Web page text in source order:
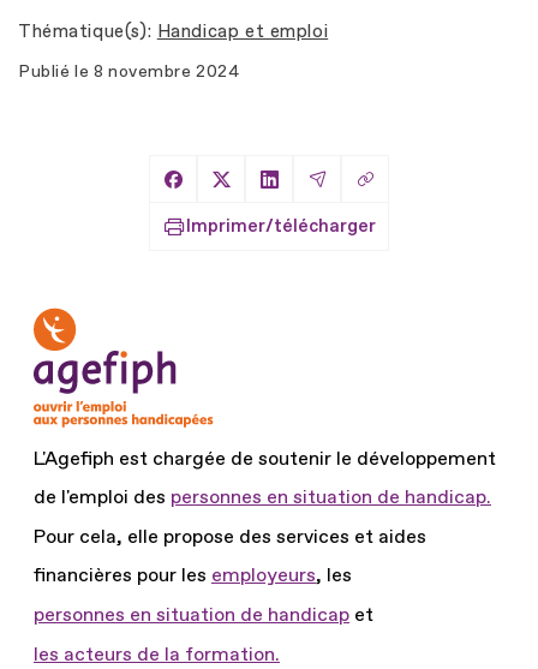
Thématique(s) Handicap et emploi
Publié le 8 novembre 2024
Partager sur Facebook
Partager sur X
Partager sur LinkedIn
Partager par Email
Copier le lien
Imprimer/télécharger
L'Agefiph est chargée de soutenir le développement
de l'emploi des personnes en situation de handicap.
Pour cela, elle propose des services et aides
financières pour les employeurs, les
personnes en situation de handicap et
les acteurs de la formation.